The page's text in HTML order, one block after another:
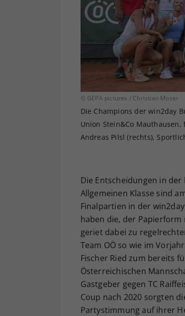
© GEPA pictures / Christian Moser
Die Champions der win2day
Union Stein&Co
Andreas Pilsl (rechts),
Die Entscheidungen in
Allgemeinen Klasse sind
Finalpartien in der
haben die, der
geriet dabei zu
Team OÖ so wie im
Fischer Ried zum bereits
Österreichischen
Gastgeber gegen TC
Coup nach 2020 sorgten
Partystimmung auf ihrer